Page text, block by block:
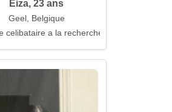
Eiza, 23 ans
Geel, Belgique
celibataire a la recherche d'un mari